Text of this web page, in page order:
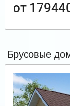
от
Брусовые